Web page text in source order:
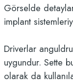
Görselde
implant
Driverlar
uygundur. Sette
olarak da